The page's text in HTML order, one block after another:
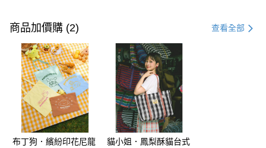
信用卡一次付款
購物金
超商取貨付款
LINE Pay
街口支付
運送方式
商品加價購 (2) 查看全部
布丁狗．繽紛印花尼龍
貓小姐．鳳梨酥貓台式